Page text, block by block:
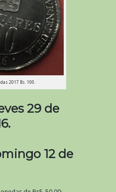
2017 Bs. 100.
29 de
12 de